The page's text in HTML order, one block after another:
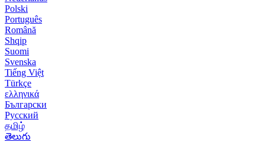
Polski
Português
Română
Shqip
Suomi
Svenska
Tiếng Việt
Türkçe
ελληνικά
Български
Русский
தமிழ்
తెలుగు